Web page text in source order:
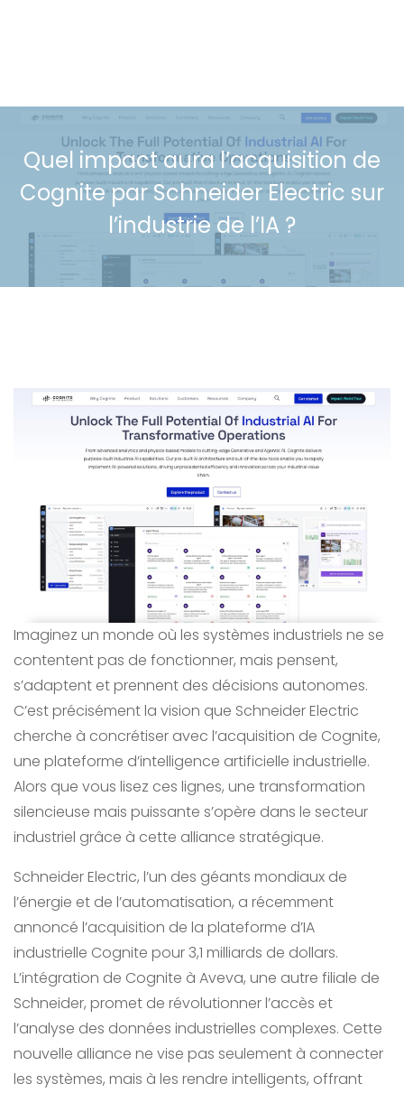
Quel impact aura l’acquisition de
Cognite par Schneider Electric sur
l’industrie de l’IA ?
Imaginez un monde où les systèmes industriels ne se
contentent pas de fonctionner, mais pensent,
s’adaptent et prennent des décisions autonomes.
C’est précisément la vision que Schneider Electric
cherche à concrétiser avec l’acquisition de Cognite,
une plateforme d’intelligence artificielle industrielle.
Alors que vous lisez ces lignes, une transformation
silencieuse mais puissante s’opère dans le secteur
industriel grâce à cette alliance stratégique.
Schneider Electric, l’un des géants mondiaux de
l’énergie et de l’automatisation, a récemment
annoncé l’acquisition de la plateforme d’IA
industrielle Cognite pour 3,1 milliards de dollars.
L’intégration de Cognite à Aveva, une autre filiale de
Schneider, promet de révolutionner l’accès et
l’analyse des données industrielles complexes. Cette
nouvelle alliance ne vise pas seulement à connecter
les systèmes, mais à les rendre intelligents, offrant